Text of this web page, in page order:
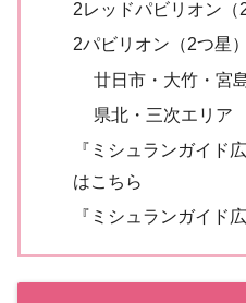
2レッドパビリオン（
2パビリオン（2つ星）
廿日市・大竹・宮
県北・三次エリア
『ミシュランガイド
はこちら
『ミシュランガイド